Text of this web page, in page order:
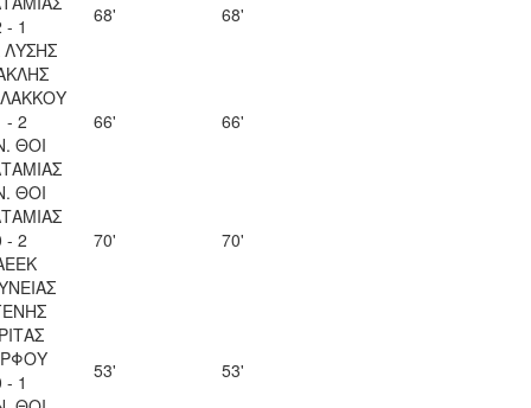
- 1
ΛΥΣΗΣ
68' 68'
- 2
ΘΟΙ
66' 66'
ΘΟΙ
- 2
70' 70'
- 1
53' 53'